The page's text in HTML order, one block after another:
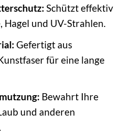
Schützt effektiv
Hagel und UV-Strahlen.
Gefertigt aus
für eine lange
Bewahrt Ihre
und anderen